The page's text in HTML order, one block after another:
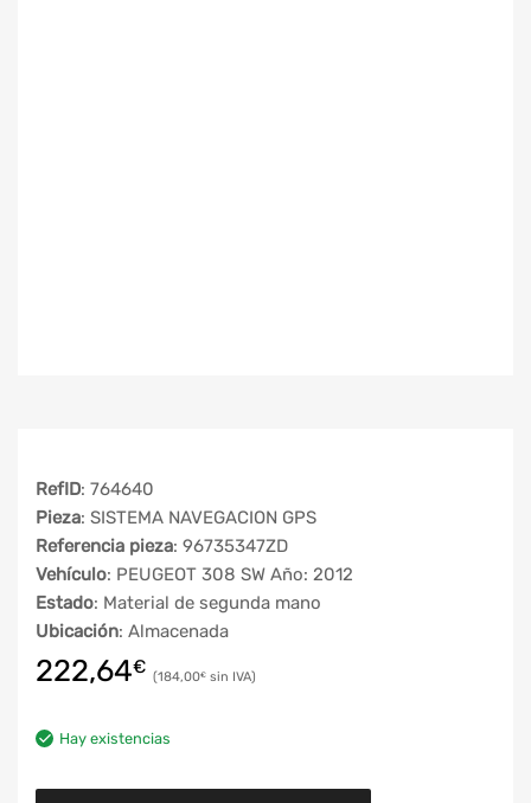
RefID: 764640
Pieza: SISTEMA NAVEGACION GPS
Referencia pieza: 96735347ZD
Vehículo: PEUGEOT 308 SW Año: 2012
Estado: Material de segunda mano
Ubicación: Almacenada
222,64€ 184,00€
Hay existencias